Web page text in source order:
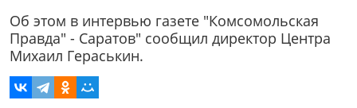
Об этом в интервью газете "Комсомольская
Правда" - Саратов" сообщил директор Центра
Михаил Гераськин.